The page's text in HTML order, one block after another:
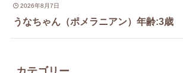
2026年8月7日
うなちゃん（ポメラニアン）年齢:3歳